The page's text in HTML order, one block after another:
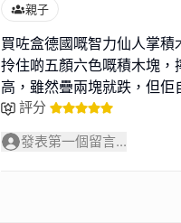
親子
買咗盒德國嘅智力仙人掌積
拎住啲五顏六色嘅積木塊
高，雖然疊兩塊就跌，但佢
評分
發表第一個留言...